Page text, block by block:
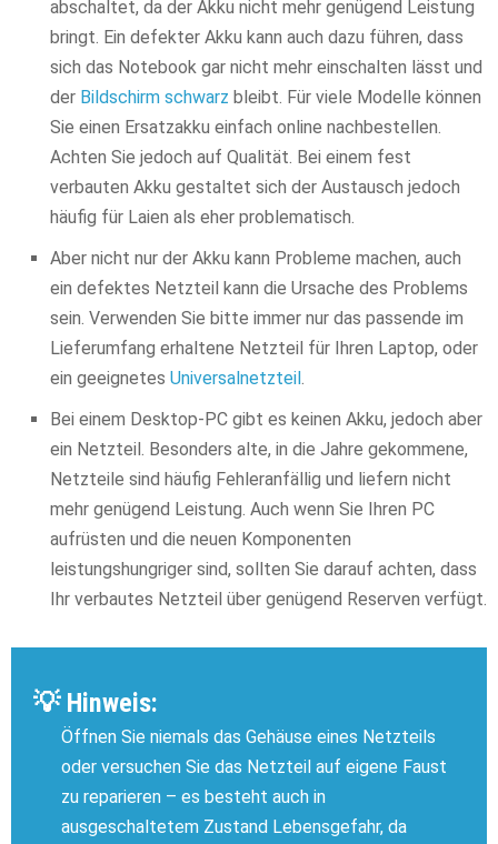
abschaltet, da der Akku nicht mehr genügend Leistung
bringt. Ein defekter Akku kann auch dazu führen, dass
sich das Notebook gar nicht mehr einschalten lässt und
der Bildschirm schwarz bleibt. Für viele Modelle können
Sie einen Ersatzakku einfach online nachbestellen.
Achten Sie jedoch auf Qualität. Bei einem fest
verbauten Akku gestaltet sich der Austausch jedoch
häufig für Laien als eher problematisch.
Aber nicht nur der Akku kann Probleme machen, auch
ein defektes Netzteil kann die Ursache des Problems
sein. Verwenden Sie bitte immer nur das passende im
Lieferumfang erhaltene Netzteil für Ihren Laptop, oder
ein geeignetes Universalnetzteil
Bei einem Desktop-PC gibt es keinen Akku, jedoch aber
ein Netzteil. Besonders alte, in die Jahre gekommene,
Netzteile sind häufig Fehleranfällig und liefern nicht
mehr genügend Leistung. Auch wenn Sie Ihren PC
aufrüsten und die neuen Komponenten
leistungshungriger sind, sollten Sie darauf achten, dass
Ihr verbautes Netzteil über genügend Reserven verfügt.
💡 Hinweis:
Öffnen Sie niemals das Gehäuse eines Netzteils
oder versuchen Sie das Netzteil auf eigene Faust
zu reparieren – es besteht auch in
ausgeschaltetem Zustand Lebensgefahr, da